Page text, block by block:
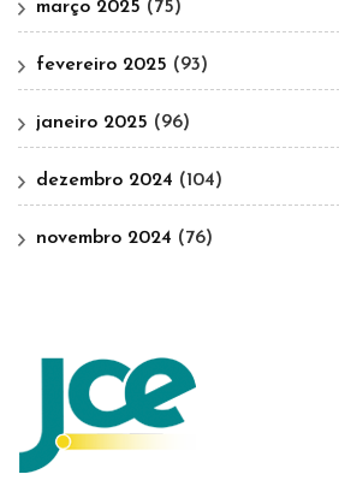
março 2025 (75)
fevereiro 2025 (93)
janeiro 2025 (96)
dezembro 2024 (104)
novembro 2024 (76)